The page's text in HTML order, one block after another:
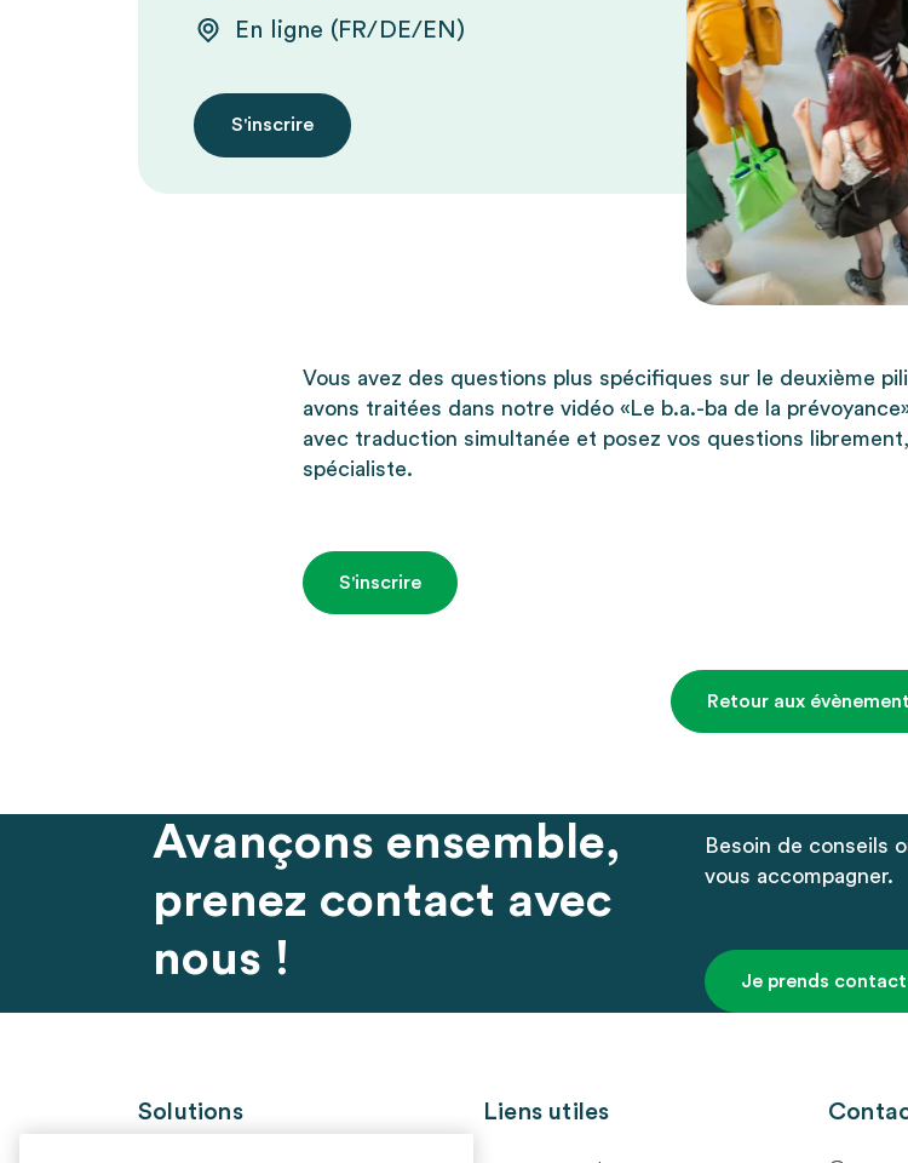
En ligne (FR/DE/EN)
S'inscrire
Vous avez des questions plus spécifiques sur le deuxième
avons traitées dans notre vidéo «Le b.a.-ba de la
avec traduction simultanée et posez vos questions
spécialiste.
S'inscrire
Retour aux
Avançons ensemble,
prenez contact avec
nous !
Besoin de conseils
vous accompagner.
Je prends contact
Solutions Liens utiles